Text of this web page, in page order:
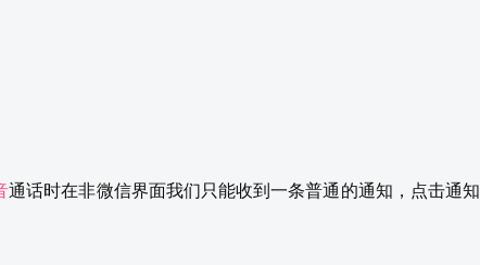
通话时在非微信界面我们只能收到一条普通的通知，点击通知